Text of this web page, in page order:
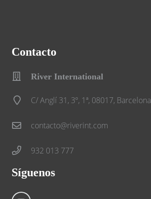
Contacto
River International
C/ Anglí 31, 3º, 1ª, 08017, Barcelona
contacto@riverint.com
932 013 777
Síguenos